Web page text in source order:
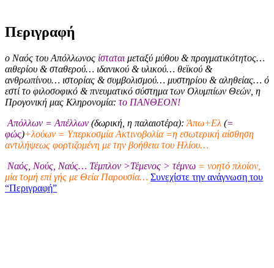
Περιγραφή
ο Ναός του Απόλλωνος ίσταται μεταξύ μύθου & πραγματικότητος…
αιθερίου & σταθερού… ιδανικού & υλικού… θεϊκού &
ανθρωπίνου… ιστορίας & συμβολισμού… μυστηρίου & αληθείας… ό
εστί το φιλοσοφικό & πνευματικό σύστημα των Ολυμπίων Θεών, η
Προγονική μας Κληρονομία: το ΠΑΝΘΕΟΝ!
Απόλλων = Απέλλων (δωρική, η παλαιοτέρα): Άπω+Ελ (=
φώς)+λούων = Υπερκοσμία Ακτινοβολία =η εσωτερική αίσθηση
αντιλήψεως φορτιζομένη με την βοήθεια του Ηλίου…
Ναός, Νούς, Ναύς… Τέμπλον >Τέμενος > τέμνω = νοητό πλοίον,
μία τομή επί γής με Θεία Παρουσία… Συνεχίστε την ανάγνωση του
“Περιγραφή”